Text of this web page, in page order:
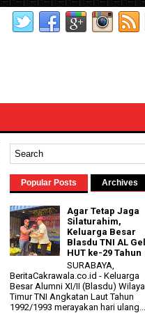
Popular Posts Archives
Agar Tetap Jaga
Silaturahim,
Keluarga Besar
Blasdu TNI AL
HUT ke-29 Tahun
SURABAYA,
BeritaCakrawala.co.id - Keluarga
Besar Alumni XI/II (Blasdu)
Timur TNI Angkatan Laut Tahun
1992/1993 merayakan hari ulang...